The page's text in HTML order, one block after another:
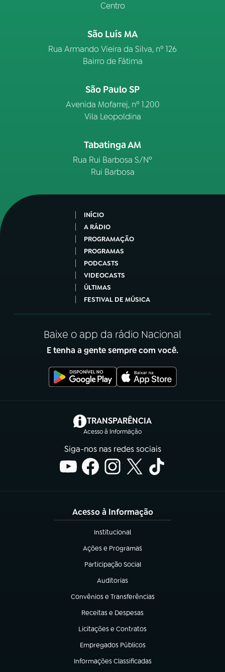
Centro
São Luís MA
Rua Armando Vieira da Silva, nº 126
Bairro de Fátima
São Paulo SP
Avenida Mofarrej, nº 1.200
Vila Leopoldina
Tabatinga AM
Rua Rui Barbosa S/Nº
Rui Barbosa
INÍCIO
A RÁDIO
PROGRAMAÇÃO
PROGRAMAS
PODCASTS
VIDEOCASTS
ÚLTIMAS
FESTIVAL DE MÚSICA
Baixe o app da rádio Nacional
E tenha a gente sempre com você.
TRANSPARÊNCIA
Acesso à Informação
(abre em nova aba)
Siga-nos nas redes sociais
Acesso à Informação
Institucional
(abre em nova aba)
Ações e Programas
(abre em nova aba)
Participação Social
(abre em nova aba)
Auditorias
(abre em nova aba)
Convênios e Transferências
(abre em nova aba)
Receitas e Despesas
(abre em nova aba)
Licitações e Contratos
(abre em nova aba)
Empregados Públicos
(abre em nova aba)
Informações Classificadas
(abre em nova aba)